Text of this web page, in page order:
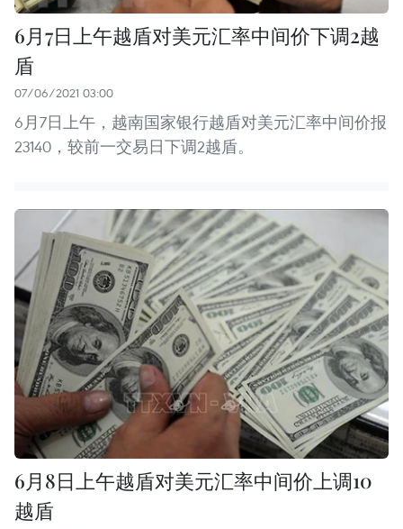
6月7日上午越盾对美元汇率中间价下调2越
盾
07/06/2021 03:00
6月7日上午，越南国家银行越盾对美元汇率中间价报
23140，较前一交易日下调2越盾。
6月8日上午越盾对美元汇率中间价上调10
越盾